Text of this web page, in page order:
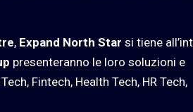
, Expand North Star si tiene
presenteranno le loro soluzioni e
Fintech, Health Tech, HR Tech,